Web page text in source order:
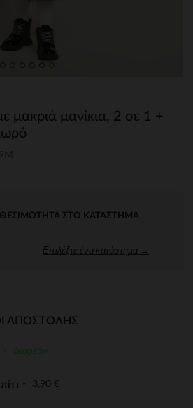
μακριά μανίκια, 2 σε 1 +
ΣΤΟ ΚΑΤΆΣΤΗΜΑ
Επιλέξτε ένα κατάστημα →
ΑΠΟΣΤΟΛΉΣ
3,90 €